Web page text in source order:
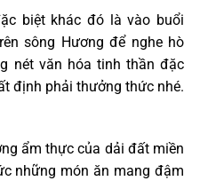
biệt khác đó là vào buổi
sông Hương để nghe hò
nét văn hóa tinh thần đặc
định phải thưởng thức nhé.
ẩm thực của dải đất miền
những món ăn mang đậm